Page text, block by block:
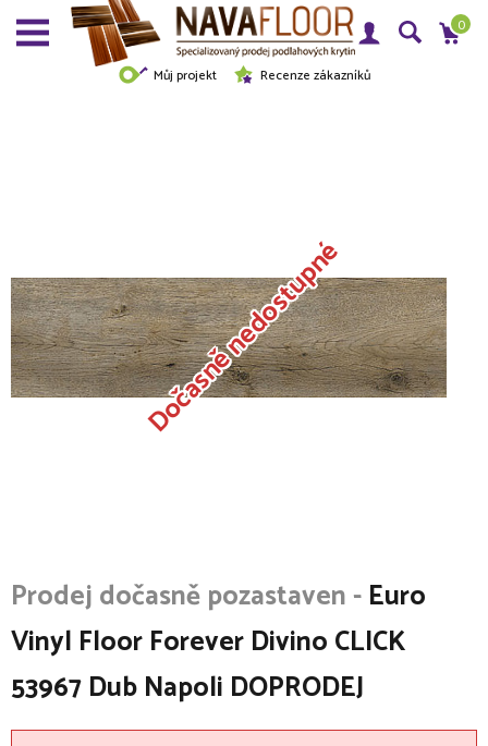
Můj projekt Recenze zákazníků
0
Dočasně nedostupné
Euro
Vinyl Floor Forever Divino CLICK
53967 Dub Napoli DOPRODEJ